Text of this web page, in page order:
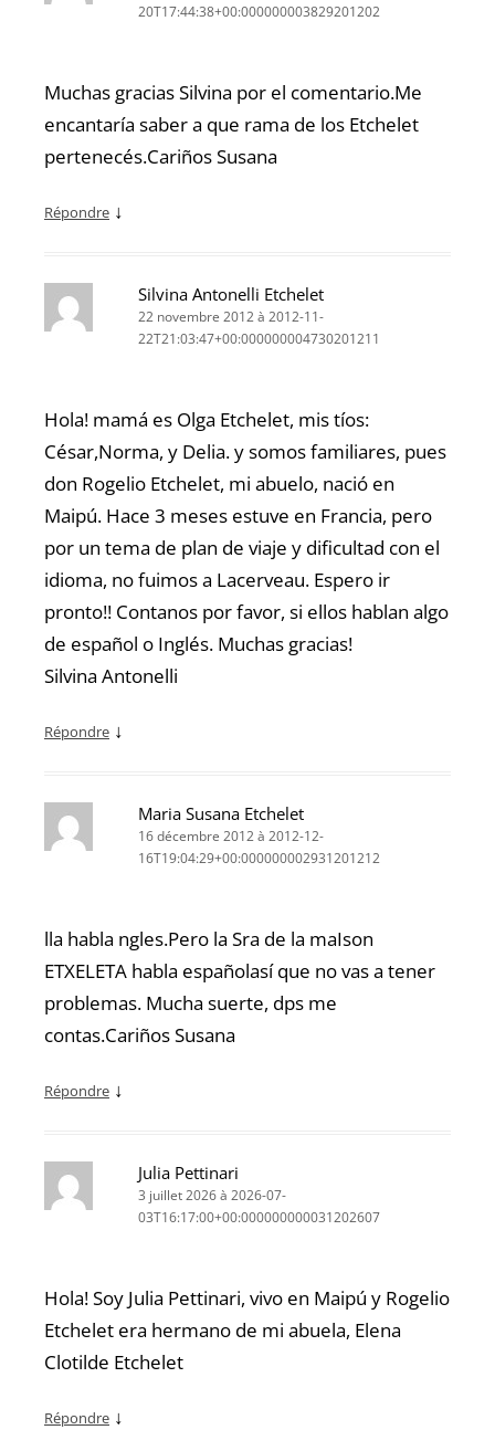
20T17:44:38+00:000000003829201202
Muchas gracias Silvina por el comentario.Me
encantaría saber a que rama de los Etchelet
pertenecés.Cariños Susana
Répondre ↓
Silvina Antonelli Etchelet
22 novembre 2012 à 2012-11-
22T21:03:47+00:000000004730201211
Hola! mamá es Olga Etchelet, mis tíos:
César,Norma, y Delia. y somos familiares, pues
don Rogelio Etchelet, mi abuelo, nació en
Maipú. Hace 3 meses estuve en Francia, pero
por un tema de plan de viaje y dificultad con el
idioma, no fuimos a Lacerveau. Espero ir
pronto!! Contanos por favor, si ellos hablan algo
de español o Inglés. Muchas gracias!
Silvina Antonelli
Répondre ↓
Maria Susana Etchelet
16 décembre 2012 à 2012-12-
16T19:04:29+00:000000002931201212
lla habla ngles.Pero la Sra de la maIson
ETXELETA habla españolasí que no vas a tener
problemas. Mucha suerte, dps me
contas.Cariños Susana
Répondre ↓
Julia Pettinari
3 juillet 2026 à 2026-07-
03T16:17:00+00:000000000031202607
Hola! Soy Julia Pettinari, vivo en Maipú y Rogelio
Etchelet era hermano de mi abuela, Elena
Clotilde Etchelet
Répondre ↓